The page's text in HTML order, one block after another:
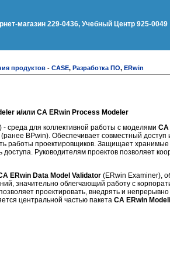
магазин 229-0436, Учебный Центр 925-0049
продуктов - CASE, Разработка ПО, ERwin
и/или CA ERwin Process Modeler
) - среда для коллективной работы с моделями CA
(ранее BPwin). Обеспечивает совместный доступ
работы проектировщиков. Защищает
Руководителям проектов позволяет
ERwin Data Model Validator (ERwin Examiner),
значительно облегчающий работу с
проектировать, внедрять и
центральной частью пакета CA ERwin